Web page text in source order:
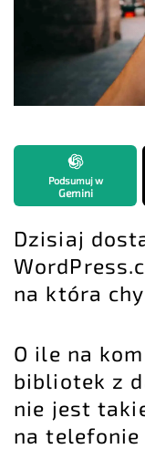
Podsumuj w
Gemini
Dzisiaj
na która
O ile na
bibliotek z
nie jest
na telefonie